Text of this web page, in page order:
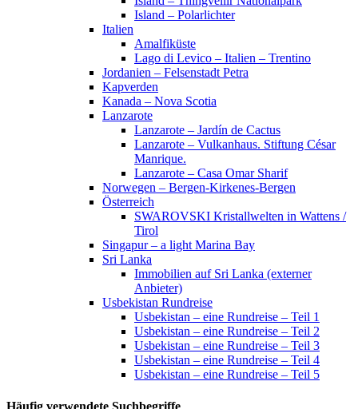
Island – Polarlichter
Italien
Amalfiküste
Lago di Levico – Italien – Trentino
Jordanien – Felsenstadt Petra
Kapverden
Kanada – Nova Scotia
Lanzarote
Lanzarote – Jardín de Cactus
Lanzarote – Vulkanhaus. Stiftung César
Manrique.
Lanzarote – Casa Omar Sharif
Norwegen – Bergen-Kirkenes-Bergen
Österreich
SWAROVSKI Kristallwelten in Wattens /
Tirol
Singapur – a light Marina Bay
Sri Lanka
Immobilien auf Sri Lanka (externer
Anbieter)
Usbekistan Rundreise
Usbekistan – eine Rundreise – Teil 1
Usbekistan – eine Rundreise – Teil 2
Usbekistan – eine Rundreise – Teil 3
Usbekistan – eine Rundreise – Teil 4
Usbekistan – eine Rundreise – Teil 5
Häufig verwendete Suchbegriffe